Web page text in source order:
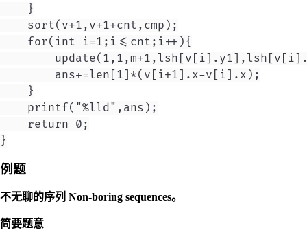
    }
    sort(v+1,v+1+cnt,cmp);
    for(int i=1;i<=cnt;i++){
        ans+=len[1]*(v[i+1].x-v[i].x);
    }
    printf("%lld",ans);
    return 0;
例题
不无聊的序列 Non-boring sequences。
简要题意